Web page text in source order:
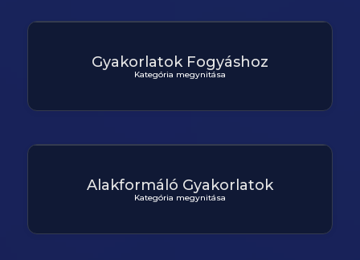
Gyakorlatok Fogyáshoz
Kategória megynitása
Alakformáló Gyakorlatok
Kategória megynitása